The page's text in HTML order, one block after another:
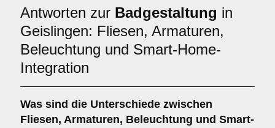
Antworten zur Badgestaltung in
Geislingen: Fliesen, Armaturen,
Beleuchtung und Smart-Home-
Integration
Was sind die Unterschiede zwischen
Fliesen, Armaturen, Beleuchtung und Smart-